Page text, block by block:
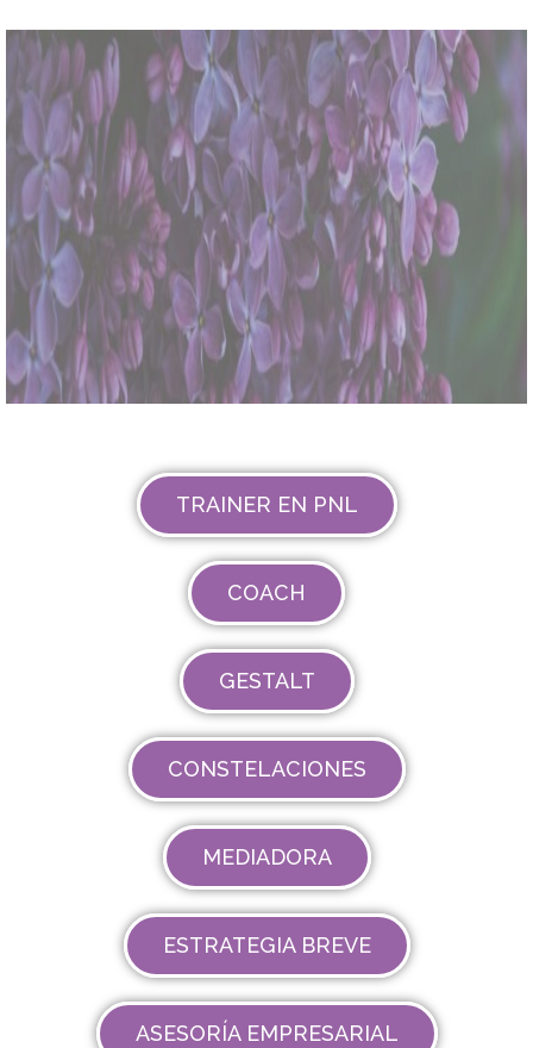
TRAINER EN PNL
COACH
GESTALT
CONSTELACIONES
MEDIADORA
ESTRATEGIA BREVE
ASESORÍA EMPRESARIAL